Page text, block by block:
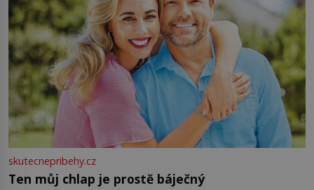
skutecnepribehy.cz
Ten můj chlap je prostě báječný